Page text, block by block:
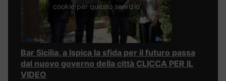
cookie per questo servizio
Bar Sicilia, a Ispica la sfida per il futuro passa
dal nuovo governo della città CLICCA PER IL
VIDEO